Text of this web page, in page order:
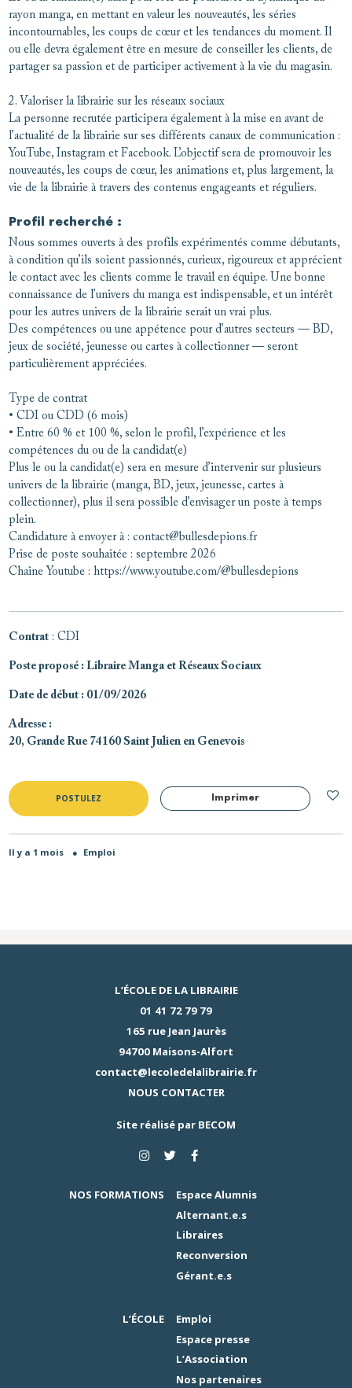
rayon manga, en mettant en valeur les nouveautés, les séries
incontournables, les coups de cœur et les tendances du moment. Il
ou elle devra également être en mesure de conseiller les clients, de
partager sa passion et de participer activement à la vie du magasin.
2. Valoriser la librairie sur les réseaux sociaux
La personne recrutée participera également à la mise en avant de
l’actualité de la librairie sur ses différents canaux de communication :
YouTube, Instagram et Facebook. L’objectif sera de promouvoir les
nouveautés, les coups de cœur, les animations et, plus largement, la
vie de la librairie à travers des contenus engageants et réguliers.
Profil recherché :
Nous sommes ouverts à des profils expérimentés comme débutants,
à condition qu’ils soient passionnés, curieux, rigoureux et apprécient
le contact avec les clients comme le travail en équipe. Une bonne
connaissance de l’univers du manga est indispensable, et un intérêt
pour les autres univers de la librairie serait un vrai plus.
Des compétences ou une appétence pour d’autres secteurs — BD,
jeux de société, jeunesse ou cartes à collectionner — seront
particulièrement appréciées.
Type de contrat
• CDI ou CDD (6 mois)
• Entre 60 % et 100 %, selon le profil, l’expérience et les
compétences du ou de la candidat(e)
Plus le ou la candidat(e) sera en mesure d’intervenir sur plusieurs
univers de la librairie (manga, BD, jeux, jeunesse, cartes à
collectionner), plus il sera possible d’envisager un poste à temps
plein.
Candidature à envoyer à : contact@bullesdepions.fr
Prise de poste souhaitée : septembre 2026
Chaine Youtube : https://www.youtube.com/@bullesdepions
Contrat : CDI
Poste proposé : Libraire Manga et Réseaux Sociaux
Date de début : 01/09/2026
Adresse :
20, Grande Rue 74160 Saint Julien en Genevois
POSTULEZ Imprimer
Il y a 1 mois ● Emploi
L’ÉCOLE DE LA LIBRAIRIE
01 41 72 79 79
165 rue Jean Jaurès
94700 Maisons-Alfort
contact@lecoledelalibrairie.fr
NOUS CONTACTER
Site réalisé par BECOM
NOS FORMATIONS
Espace Alumnis
Alternant.e.s
Libraires
Reconversion
Gérant.e.s
L’ÉCOLE
Emploi
Espace presse
L’Association
Nos partenaires